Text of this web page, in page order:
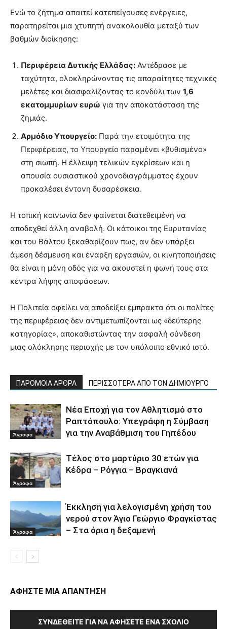
Ενώ το ζήτημα απαιτεί κατεπείγουσες ενέργειες,
παρατηρείται μια χτυπητή ανακολουθία μεταξύ των
βαθμών διοίκησης:
Περιφέρεια Δυτικής Ελλάδας: Αντέδρασε με
ταχύτητα, ολοκληρώνοντας τις απαραίτητες τεχνικές
μελέτες και διασφαλίζοντας το κονδύλι των 1,6
εκατομμυρίων ευρώ για την αποκατάσταση της
ζημιάς.
Αρμόδιο Υπουργείο: Παρά την ετοιμότητα της
Περιφέρειας, το Υπουργείο παραμένει «βυθισμένο»
στη σιωπή. Η έλλειψη τελικών εγκρίσεων και η
απουσία ουσιαστικού χρονοδιαγράμματος έχουν
προκαλέσει έντονη δυσαρέσκεια.
Η τοπική κοινωνία δεν φαίνεται διατεθειμένη να
αποδεχθεί άλλη αναβολή. Οι κάτοικοι της Ευρυτανίας
και του Βάλτου ξεκαθαρίζουν πως, αν δεν υπάρξει
άμεση δέσμευση και έναρξη εργασιών, οι κινητοποιήσεις
θα είναι η μόνη οδός για να ακουστεί η φωνή τους στα
κέντρα λήψης αποφάσεων.
Η Πολιτεία οφείλει να αποδείξει έμπρακτα ότι οι πολίτες
της περιφέρειας δεν αντιμετωπίζονται ως «δεύτερης
κατηγορίας», αποκαθιστώντας την ασφαλή σύνδεση
μιας ολόκληρης περιοχής με τον υπόλοιπο εθνικό ιστό.
ΠΑΡΟΜΟΙΑ ΑΡΘΡΑ ΠΕΡΙΣΣΟΤΕΡΑ ΑΠΟ ΤΟΝ ΔΗΜΙΟΥΡΓΟ
Άγραφα
Νέα Εποχή για τον Αθλητισμό στο
Ραπτόπουλο: Υπεγράφη η Σύμβαση
για την Αναβάθμιση του Γηπέδου
Άγραφα
Τέλος στο μαρτύριο 30 ετών για
Κέδρα – Ρόγγια – Βραγκιανά
Άγραφα
Έκκληση για λελογισμένη χρήση του
νερού στον Άγιο Γεώργιο Φραγκίστας
– Στα όρια η δεξαμενή
ΑΦΗΣΤΕ ΜΙΑ ΑΠΑΝΤΗΣΗ
ΣΥΝΔΕΘΕΊΤΕ ΓΙΑ ΝΑ ΑΦΉΣΕΤΕ ΈΝΑ ΣΧΌΛΙΟ